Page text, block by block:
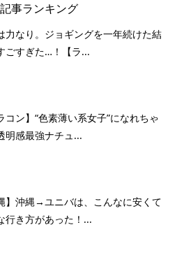
事ランキング
力なり。ジョギングを一年続けた結
ごすぎた…！【ラ...
コン】“色素薄い系女子”になれちゃ
明感最強ナチュ...
】沖縄→ユニバは、こんなに安くて
行き方があった！...